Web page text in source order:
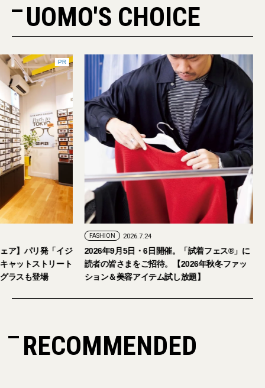
UOMO'S CHOICE
PR
【おしゃれな大人のアイウェア】パリ発「イジ
ピジ」が国内初の旗艦店をキャットストリート
にオープン。日本限定サングラスも登場
2026年9月5日・6
読者の皆さまをご
ション＆美容アイ
RECOMMENDED